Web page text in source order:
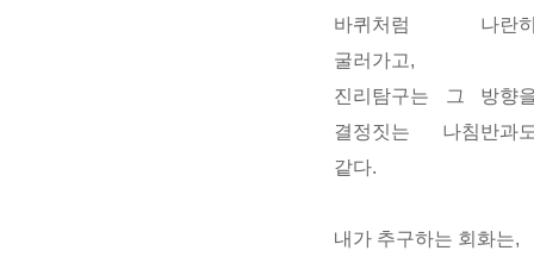
바퀴처럼 나란
굴러가고,
진리탐구는 그 방향
결정짓는 나침반과
같다.
내가 추구하는 회화는,